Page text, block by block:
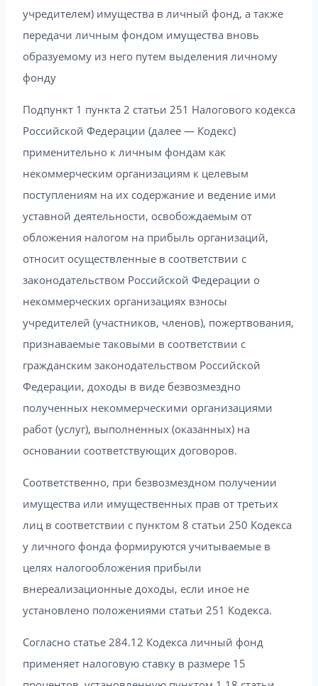
учредителем) имущества в личный фонд, а также
передачи личным фондом имущества вновь
образуемому из него путем выделения личному
фонду
Подпункт 1 пункта 2 статьи 251 Налогового кодекса
Российской Федерации (далее — Кодекс)
применительно к личным фондам как
некоммерческим организациям к целевым
поступлениям на их содержание и ведение ими
уставной деятельности, освобождаемым от
обложения налогом на прибыль организаций,
относит осуществленные в соответствии с
законодательством Российской Федерации о
некоммерческих организациях взносы
учредителей (участников, членов), пожертвования,
признаваемые таковыми в соответствии с
гражданским законодательством Российской
Федерации, доходы в виде безвозмездно
полученных некоммерческими организациями
работ (услуг), выполненных (оказанных) на
основании соответствующих договоров.
Соответственно, при безвозмездном получении
имущества или имущественных прав от третьих
лиц в соответствии с пунктом 8 статьи 250 Кодекса
у личного фонда формируются учитываемые в
целях налогообложения прибыли
внереализационные доходы, если иное не
установлено положениями статьи 251 Кодекса.
Согласно статье 284.12 Кодекса личный фонд
применяет налоговую ставку в размере 15